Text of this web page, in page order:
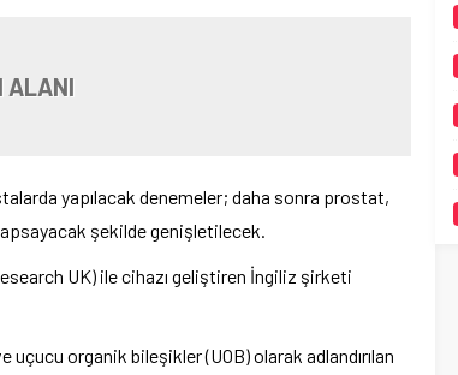
ALANI
yapılacak denemeler; daha sonra prostat,
şekilde genişletilecek.
UK) ile cihazı geliştiren İngiliz şirketi
organik bileşikler (UOB) olarak adlandırılan